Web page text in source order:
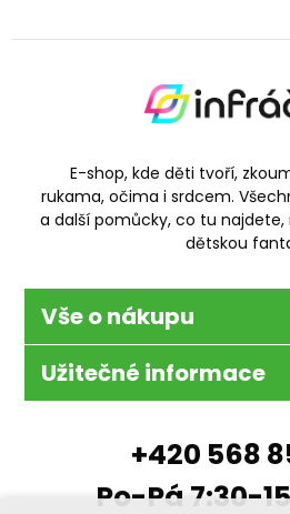
E-shop, kde děti tvoří,
rukama, očima i srdcem.
a další pomůcky, co tu
dětskou
Vše o nákupu
Užitečné informace
+420 568
Po-Pá 7:30-